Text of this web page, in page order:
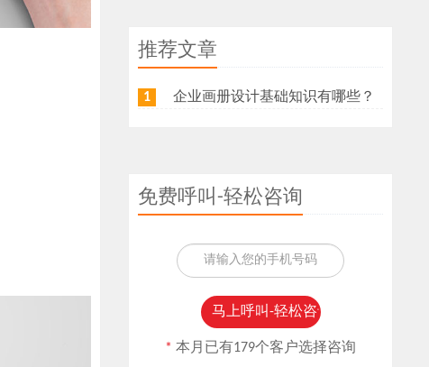
推荐文章
1 企业画册设计基础知识有哪些？
免费呼叫-轻松咨询
*本月已有179个客户选择咨询